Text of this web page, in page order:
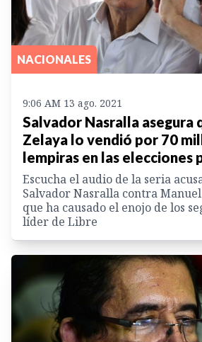
NACIONALES
9:06 AM 13 ago. 2021
Salvador Nasralla asegura
Zelaya lo vendió por 70
lempiras en las elecciones
Escucha el audio de la seria
Salvador Nasralla contra Manuel
que ha causado el enojo de los
líder de Libre